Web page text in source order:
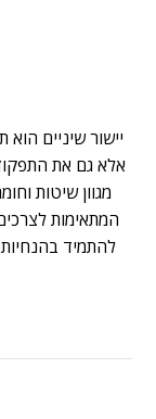
יישור שיניים
אלא גם את
מגוון שיטות
המתאימות
להתמיד